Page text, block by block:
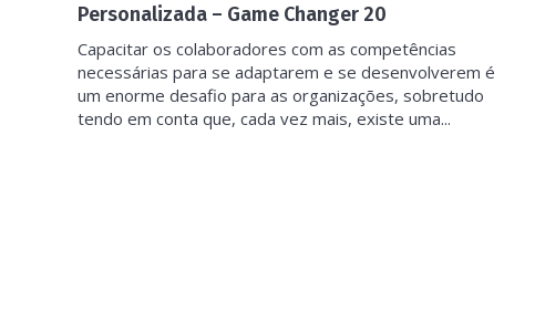
Personalizada – Game Changer 20
Capacitar os colaboradores com as competências
necessárias para se adaptarem e se desenvolverem é
um enorme desafio para as organizações, sobretudo
tendo em conta que, cada vez mais, existe uma...